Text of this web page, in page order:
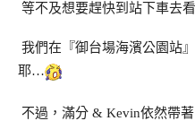
等不及想要趕快到站下車去
我們在『御台場海濱公園站
耶…
不過，滿分 & Kevin依然帶